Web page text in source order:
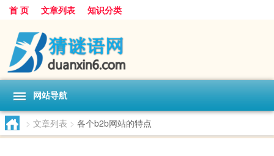
首 页 文章列表 知识分类
网站导航
> 文章列表 > 各个b2b网站的特点